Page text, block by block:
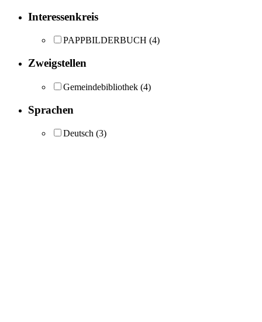
Interessenkreis
PAPPBILDERBUCH (4)
Zweigstellen
Gemeindebibliothek (4)
Sprachen
Deutsch (3)